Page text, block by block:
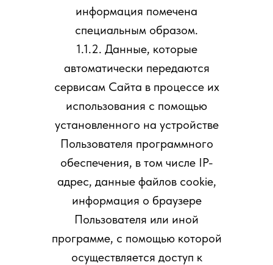
информация помечена
специальным образом.
1.1.2. Данные, которые
автоматически передаются
сервисам Сайта в процессе их
использования с помощью
установленного на устройстве
Пользователя программного
обеспечения, в том числе IP-
адрес, данные файлов cookie,
информация о браузере
Пользователя или иной
программе, с помощью которой
осуществляется доступ к